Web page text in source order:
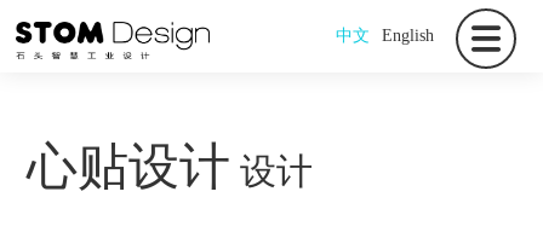
中文 English
心贴设计 设计